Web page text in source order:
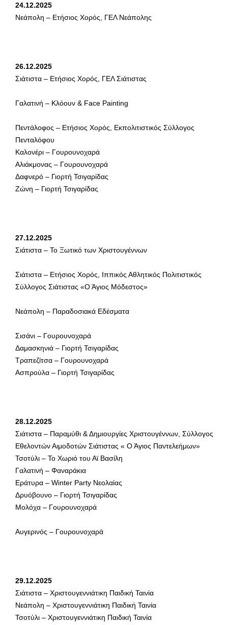
24.12.2025
Νεάπολη – Ετήσιος Χορός, ΓΕΛ Νεάπολης
26.12.2025
Σιάτιστα – Ετήσιος Χορός, ΓΕΛ Σιάτιστας
Γαλατινή – Κλόουν & Face Painting
Πεντάλοφος – Ετήσιος Χορός, Εκπολιτιστικός Σύλλογος
Πενταλόφου
Καλονέρι – Γουρουνοχαρά
Αλιάκμονας – Γουρουνοχαρά
Δαφνερό – Γιορτή Τσιγαρίδας
Ζώνη – Γιορτή Τσιγαρίδας
27.12.2025
Σιάτιστα – Το Ξωτικό των Χριστουγέννων
Σιάτιστα – Ετήσιος Χορός, Ιππικός Αθλητικός Πολιτιστικός
Σύλλογος Σιάτιστας «Ο Άγιος Μόδεστος»
Νεάπολη – Παραδοσιακά Εδέσματα
Σισάνι – Γουρουνοχαρά
Δαμασκηνιά – Γιορτή Τσιγαρίδας
Τραπεζίτσα – Γουρουνοχαρά
Ασπρούλα – Γιορτή Τσιγαρίδας
28.12.2025
Σιάτιστα – Παραμύθι & Δημιουργίες Χριστουγέννων, Σύλλογος
Εθελοντών Αιμοδοτών Σιάτιστας « Ο Άγιος Παντελεήμων»
Τσοτύλι – Το Χωριό του Αϊ Βασίλη
Γαλατινή – Φαναράκια
Εράτυρα – Winter Party Νεολαίας
Δρυόβουνο – Γιορτή Τσιγαρίδας
Μολόχα – Γουρουνοχαρά
Αυγερινός – Γουρουνοχαρά
29.12.2025
Σιάτιστα – Χριστουγεννιάτικη Παιδική Ταινία
Νεάπολη – Χριστουγεννιάτικη Παιδική Ταινία
Τσοτύλι – Χριστουγεννιάτικη Παιδική Ταινία